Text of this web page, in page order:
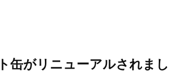
缶がリニューアルされまし